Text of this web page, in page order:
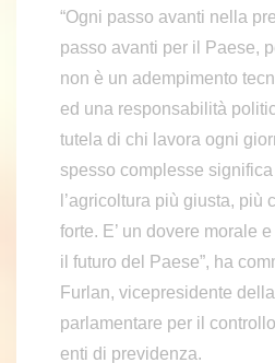
“Ogni passo avanti nella
passo avanti per il Paese,
non è un adempimento
ed una responsabilità
tutela di chi lavora ogni
spesso complesse
l’agricoltura più giusta, più
forte. E’ un dovere morale
il futuro del Paese”, ha
Furlan, vicepresidente
parlamentare per il
enti di previdenza.